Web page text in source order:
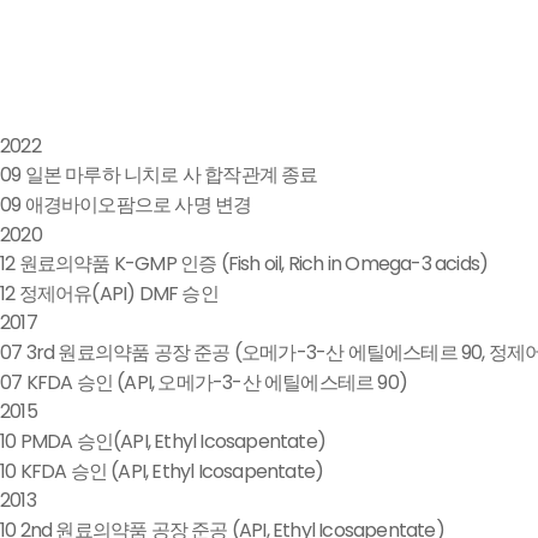
2022
09 일본 마루하 니치로 사 합작관계 종료
09 애경바이오팜으로 사명 변경
2020
12원료의약품 K-GMP 인증 (Fish oil, Rich in Omega-3 acids)
12정제어유(API) DMF 승인
2017
073rd 원료의약품 공장 준공 (오메가-3-산 에틸에스테르 90, 정제
07 KFDA 승인 (API, 오메가-3-산 에틸에스테르 90)
2015
10 PMDA 승인(API, Ethyl Icosapentate)
10 KFDA 승인 (API, Ethyl Icosapentate)
2013
102nd 원료의약품 공장 준공 (API, Ethyl Icosapentate)